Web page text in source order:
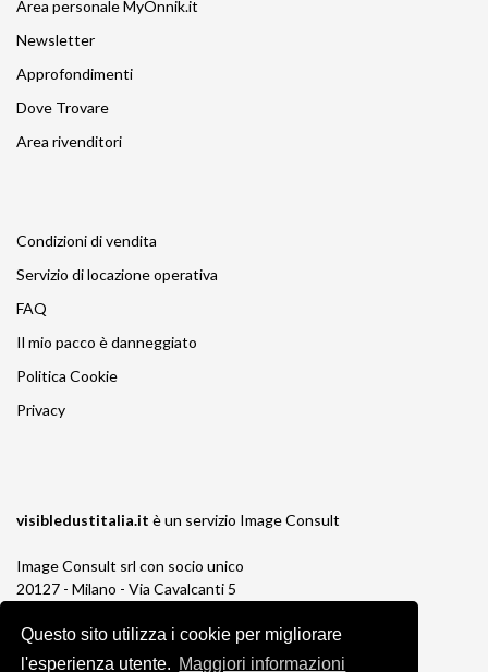
Questo sito utilizza i cookie per migliorare
l'esperienza utente. Maggiori informazioni
Area personale MyOnnik.it
Newsletter
Approfondimenti
Dove Trovare
Area rivenditori
Condizioni di vendita
Servizio di locazione operativa
FAQ
Il mio pacco è danneggiato
Politica Cookie
Privacy
visibledustitalia.it è un servizio Image Consult
Image Consult srl con socio unico
20127 - Milano - Via Cavalcanti 5
P.IVA e C.F. 03383650961
REA 1673647 CCIAA Milano Monza Brianza